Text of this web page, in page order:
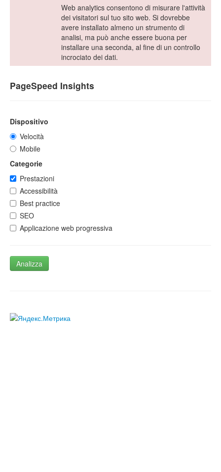
Web analytics consentono di misurare l'attività
dei visitatori sul tuo sito web. Si dovrebbe
avere installato almeno un strumento di
analisi, ma può anche essere buona per
installare una seconda, al fine di un controllo
incrociato dei dati.
PageSpeed Insights
Dispositivo
Velocità
Mobile
Categorie
Prestazioni
Accessibilità
Best practice
SEO
Applicazione web progressiva
Analizza